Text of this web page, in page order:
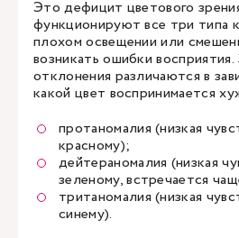
Это дефицит цветового
функционируют все три типа
плохом освещении или
возникать ошибки
отклонения различаются в
какой цвет воспринимается
протаномалия (низкая
красному);
дейтераномалия (низкая
зеленому, встречается
тританомалия (низкая
синему).